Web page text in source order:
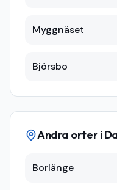
Myggnäset
Björsbo
Andra orter i
Borlänge